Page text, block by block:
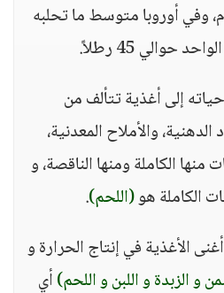
وفي أوروبا متوسط ما تحلبه
حوالي 45 رطلاً.
إلى أغذية تتألف من
الدهنية، والأملاح المعدنية،
منها الكاملة ومنها الناقصة، و
الكاملة هو(اللحم).
الأغذية في إنتاج الحرارة و
و الزبدة و اللبن و اللحم)أي